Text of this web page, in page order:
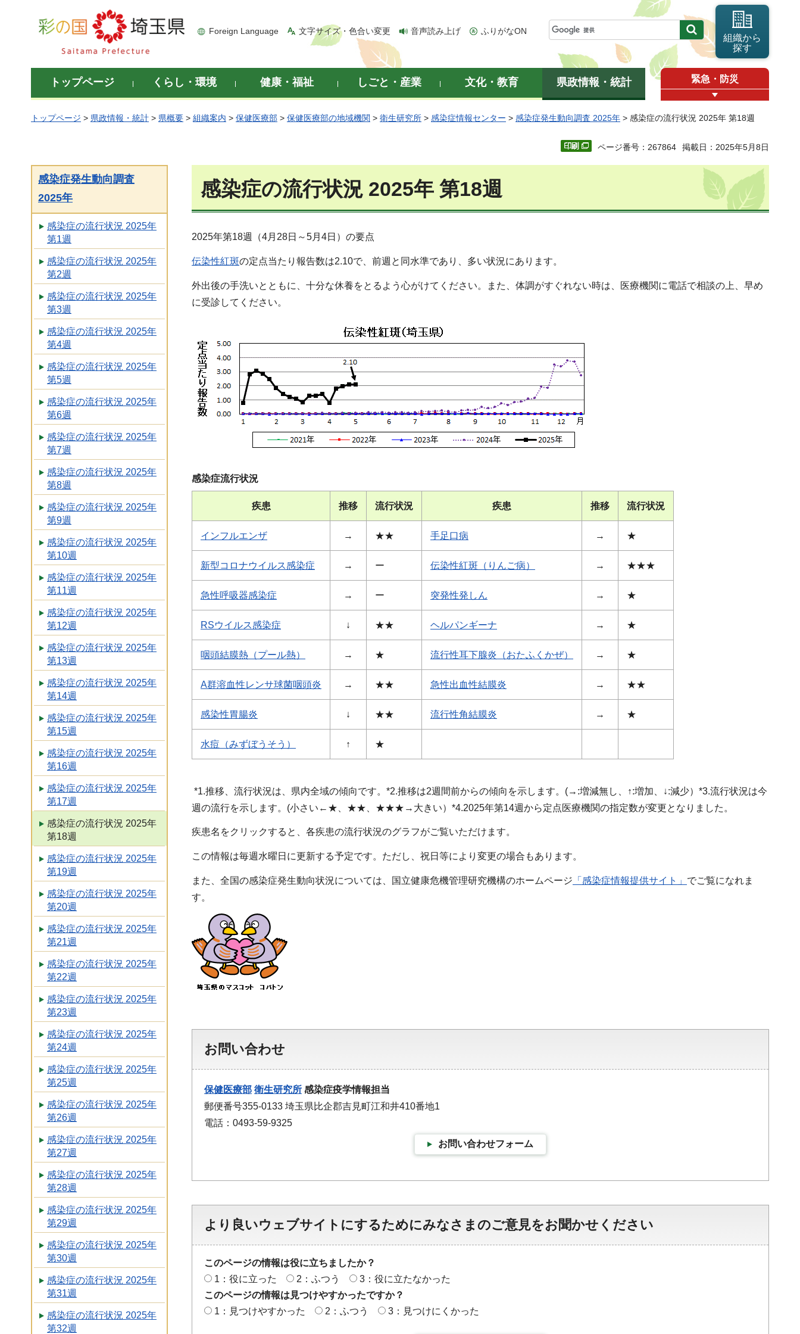
彩の国 埼玉県
Foreign Language 文字サイズ・色合い変更 音声読み上げ ふりがなON
組織から
探す
トップページ くらし・環境 健康・福祉 しごと・産業 文化・教育 県政情報・統計 緊急・防災
トップページ > 県政情報・統計 > 県概要 > 組織案内 > 保健医療部 > 保健医療部の地域機関 > 衛生研究所 > 感染症情報センター > 感染症発生動向調査 2025年 > 感染症の流行状況 2025年 第18週
ページ番号：267864 掲載日：2025年5月8日
感染症発生動向調査
2025年
感染症の流行状況 2025年
第1週
感染症の流行状況 2025年
第2週
感染症の流行状況 2025年
第3週
感染症の流行状況 2025年
第4週
感染症の流行状況 2025年
第5週
感染症の流行状況 2025年
第6週
感染症の流行状況 2025年
第7週
感染症の流行状況 2025年
第8週
感染症の流行状況 2025年
第9週
感染症の流行状況 2025年
第10週
感染症の流行状況 2025年
第11週
感染症の流行状況 2025年
第12週
感染症の流行状況 2025年
第13週
感染症の流行状況 2025年
第14週
感染症の流行状況 2025年
第15週
感染症の流行状況 2025年
第16週
感染症の流行状況 2025年
第17週
感染症の流行状況 2025年
第18週
感染症の流行状況 2025年
第19週
感染症の流行状況 2025年
第20週
感染症の流行状況 2025年
第21週
感染症の流行状況 2025年
第22週
感染症の流行状況 2025年
第23週
感染症の流行状況 2025年
第24週
感染症の流行状況 2025年
第25週
感染症の流行状況 2025年
第26週
感染症の流行状況 2025年
第27週
感染症の流行状況 2025年
第28週
感染症の流行状況 2025年
第29週
感染症の流行状況 2025年
第30週
感染症の流行状況 2025年
第31週
感染症の流行状況 2025年
第32週
感染症の流行状況 2025年 第18週
2025年第18週（4月28日～5月4日）の要点
伝染性紅斑の定点当たり報告数は2.10で、前週と同水準であり、多い状況にあります。
外出後の手洗いとともに、十分な休養をとるよう心がけてください。また、体調がすぐれない時は、医療機関に電話で相談の上、早め
に受診してください。
感染症流行状況
疾患 推移 流行状況 疾患 推移 流行状況
インフルエンザ → ★★ 手足口病 → ★
新型コロナウイルス感染症 → ー 伝染性紅斑（りんご病） → ★★★
急性呼吸器感染症 → ー 突発性発しん → ★
RSウイルス感染症 ↓ ★★ ヘルパンギーナ → ★
咽頭結膜熱（プール熱） → ★ 流行性耳下腺炎（おたふくかぜ） → ★
A群溶血性レンサ球菌咽頭炎 → ★★ 急性出血性結膜炎 → ★★
感染性胃腸炎 ↓ ★★ 流行性角結膜炎 → ★
水痘（みずぼうそう） ↑ ★
*1.推移、流行状況は、県内全域の傾向です。*2.推移は2週間前からの傾向を示します。(→:増減無し、↑:増加、↓:減少）*3.流行状況は今
週の流行を示します。(小さい←★、★★、★★★→大きい）*4.2025年第14週から定点医療機関の指定数が変更となりました。
疾患名をクリックすると、各疾患の流行状況のグラフがご覧いただけます。
この情報は毎週水曜日に更新する予定です。ただし、祝日等により変更の場合もあります。
また、全国の感染症発生動向状況については、国立健康危機管理研究機構のホームページ 「感染症情報提供サイト」 でご覧になれま
す。
お問い合わせ
保健医療部 衛生研究所 感染症疫学情報担当
郵便番号355-0133 埼玉県比企郡吉見町江和井410番地1
電話：0493-59-9325
お問い合わせフォーム
より良いウェブサイトにするためにみなさまのご意見をお聞かせください
このページの情報は役に立ちましたか？
1：役に立った
2：ふつう
3：役に立たなかった
このページの情報は見つけやすかったですか？
1：見つけやすかった
2：ふつう 3：見つけにくかった